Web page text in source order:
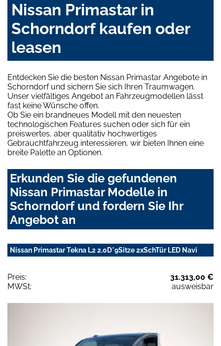
Nissan Primastar in
Schorndorf kaufen oder
leasen
Entdecken Sie die besten Nissan Primastar Angebote in
Schorndorf und sichern Sie sich Ihren Traumwagen.
Unser vielfältiges Angebot an Fahrzeugmodellen lässt
fast keine Wünsche offen.
Ob Sie ein brandneues Modell mit den neuesten
technologischen Features suchen oder sich für ein
preiswertes, aber qualitativ hochwertiges
Gebrauchtfahrzeug interessieren, wir bieten Ihnen eine
breite Palette an Optionen.
Erkunden Sie die gefundenen
Nissan Primastar Modelle in
Schorndorf und fordern Sie Ihr
Angebot an
Nissan Primastar Tekna L2 2.0D*9Sitze 2xSchTür LED Navi
Preis:
31.313,00 €
MWSt:
ausweisbar